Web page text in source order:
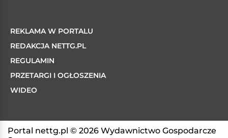
REKLAMA W PORTALU
REDAKCJA NETTG.PL
REGULAMIN
PRZETARGI I OGŁOSZENIA
WIDEO
Portal nettg.pl © 2026 Wydawnictwo Gospodarcze